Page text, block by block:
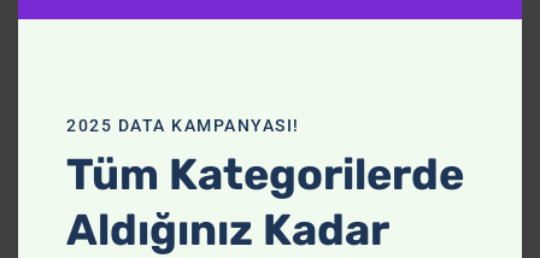
2025 DATA KAMPANYASI!
Tüm Kategorilerde
Aldığınız Kadar